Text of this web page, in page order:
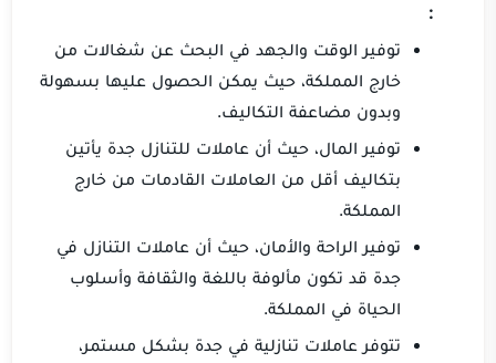
:
توفير الوقت والجهد في البحث عن شغالات من
خارج المملكة، حيث يمكن الحصول عليها بسهولة
وبدون مضاعفة التكاليف.
توفير المال، حيث أن عاملات للتنازل جدة يأتين
بتكاليف أقل من العاملات القادمات من خارج
المملكة.
توفير الراحة والأمان، حيث أن عاملات التنازل في
جدة قد تكون مألوفة باللغة والثقافة وأسلوب
الحياة في المملكة.
تتوفر عاملات تنازلية في جدة بشكل مستمر،